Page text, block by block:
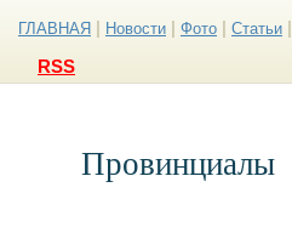
ГЛАВНАЯ Новости Фото Статьи
RSS
Провинциалы